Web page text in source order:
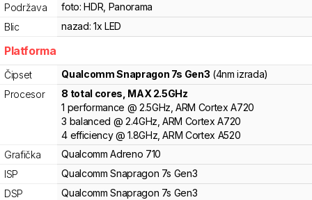
Podržava
foto: HDR, Panorama
Blic
nazad: 1x LED
Platforma
Čipset QualcommSnapragon 7s Gen3 (4nm izrada)
Procesor
8 total cores , MAX 2.5GHz
1 performance @ 2.5GHz,ARM Cortex A720
3 balanced @ 2.4GHz,ARM Cortex A720
4 efficiency @ 1.8GHz,ARM Cortex A520
Grafička
Qualcomm Adreno 710
ISP
Qualcomm Snapragon 7s Gen3
DSP
Qualcomm Snapragon 7s Gen3